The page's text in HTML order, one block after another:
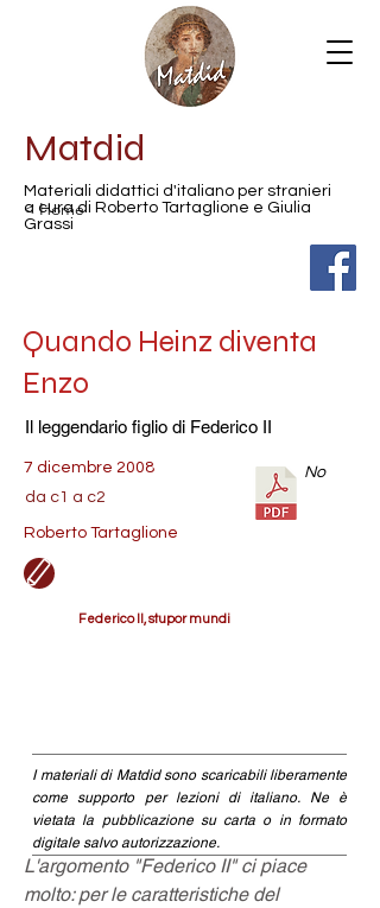
Matdid
Materiali didattici d'italiano per stranieri
a cura di Roberto Tartaglione e Giulia
Grassi
< Home
Quando Heinz diventa
Enzo
Il leggendario figlio di Federico II
7 dicembre 2008
da c1 a c2
Roberto Tartaglione
No
Federico II, stupor mundi
I materiali di Matdid sono scaricabili liberamente
come supporto per lezioni di italiano. Ne è
vietata la pubblicazione su carta o in formato
digitale salvo autorizzazione.
L'argomento "Federico II" ci piace
molto: per le caratteristiche del